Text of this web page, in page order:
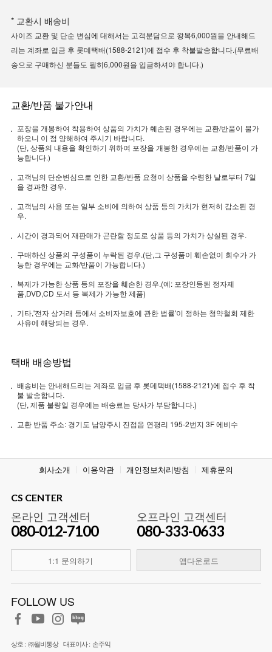
* 교환시 배송비
사이즈 교환 및 단순 변심에 대해서는 고객분담으로 왕복6,000원을 안내해드
리는 계좌로 입금 후 롯데택배(1588-2121)에 접수 후 착불발송합니다.(무료배
송으로 구매하신 분들도 필히6,000원을 입금하셔야 합니다.)
교환/반품 불가안내
포장을 개봉하여 착용하여 상품의 가치가 훼손된 경우에는 교환/반품이 불가
하오니 이 점 양해하여 주시기 바랍니다.
(단, 상품의 내용을 확인하기 위하여 포장을 개봉한 경우에는 교환/반품이 가
능합니다.)
고객님의 단순변심으로 인한 교환/반품 요청이 상품을 수령한 날로부터 7일
을 경과한 경우.
고객님의 사용 또는 일부 소비에 의하여 상품 등의 가치가 현저히 감소된 경
우.
시간이 경과되어 재판매가 곤란할 정도로 상품 등의 가치가 상실된 경우.
구매하신 상품의 구성품이 누락된 경우.(단,그 구성품이 훼손없이 회수가 가
능한 경우에는 교화/반품이 가능합니다.)
복제가 가능한 상품 등의 포장을 훼손한 경우.(예: 포장인등된 정자제
품,DVD,CD 도서 등 복제가 가능한 제품)
기타,'전자 상거래 등에서 소비자보호에 관한 법률'이 정하는 청약철회 제한
사유에 해당되는 경우.
택배 배송방법
배송비는 안내해드리는 계좌로 입금 후 롯데택배(1588-2121)에 접수 후 착
불 발송합니다.
(단, 제품 불량일 경우에는 배송료는 당사가 부담합니다.)
교환 반품 주소: 경기도 남양주시 진접읍 연평리 195-2번지 3F 에비수
회사소개 이용약관 개인정보처리방침 제휴문의
CS CENTER
온라인 고객센터
080-012-7100
1:1 문의하기
오프라인 고객센터
080-333-0633
앱다운로드
FOLLOW US
상호 : ㈜월비통상 대표이사 : 손주익